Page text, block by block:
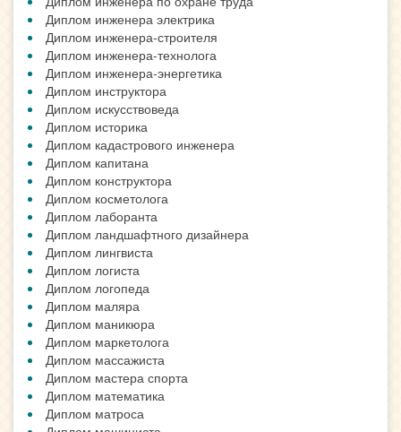
Диплом инженера электрика
Диплом инженера-строителя
Диплом инженера-технолога
Диплом инженера-энергетика
Диплом инструктора
Диплом искусствоведа
Диплом историка
Диплом кадастрового инженера
Диплом капитана
Диплом конструктора
Диплом косметолога
Диплом лаборанта
Диплом ландшафтного дизайнера
Диплом лингвиста
Диплом логиста
Диплом логопеда
Диплом маляра
Диплом маникюра
Диплом маркетолога
Диплом массажиста
Диплом мастера спорта
Диплом математика
Диплом матроса